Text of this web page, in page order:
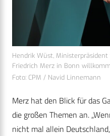
Hendrik Wüst,
Friedrich Merz in Bonn
Foto: CPM / Navid Linnemann
Merz hat den Blick für das
die großen Themen an.
nicht mal allein